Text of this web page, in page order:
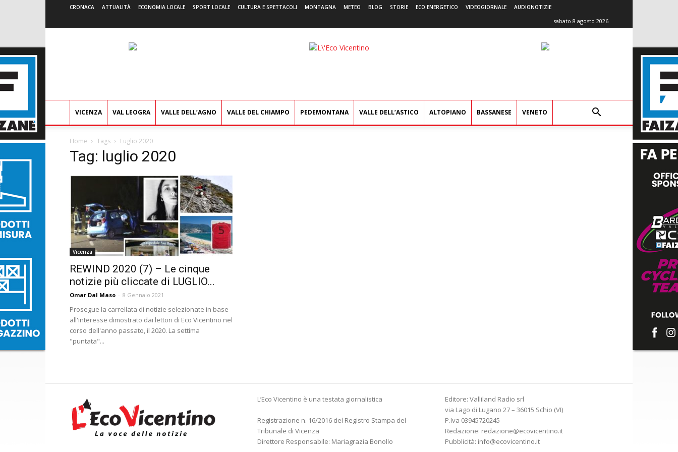
CRONACA ATTUALITÀ ECONOMIA LOCALE SPORT LOCALE CULTURA E SPETTACOLI MONTAGNA METEO BLOG STORIE ECO ENERGETICO VIDEOGIORNALE AUDIONOTIZIE
sabato 8 agosto 2026
L'Eco
VICENZA VAL LEOGRA VALLE DELL’AGNO VALLE DEL CHIAMPO PEDEMONTANA VALLE DELL’ASTICO ALTOPIANO BASSANESE VENETO
Home Tags Luglio 2020
Tag: luglio 2020
Vicenza
REWIND 2020 (7) – Le cinque
notizie più cliccate di LUGLIO...
Omar Dal Maso - 8 Gennaio 2021
Prosegue la carrellata di notizie selezionate in base
all'interesse dimostrato dai lettori di Eco Vicentino nel
corso dell'anno passato, il 2020. La settima
"puntata"...
L’Eco Vicentino è una testata giornalistica
Registrazione n. 16/2016 del Registro Stampa del
Tribunale di Vicenza
Direttore Responsabile: Mariagrazia Bonollo
Editore: Valliland Radio srl
via Lago di Lugano 27 – 36015 Schio (VI)
P.Iva 03945720245
Redazione: redazione@ecovicentino.it
Pubblicità: info@ecovicentino.it